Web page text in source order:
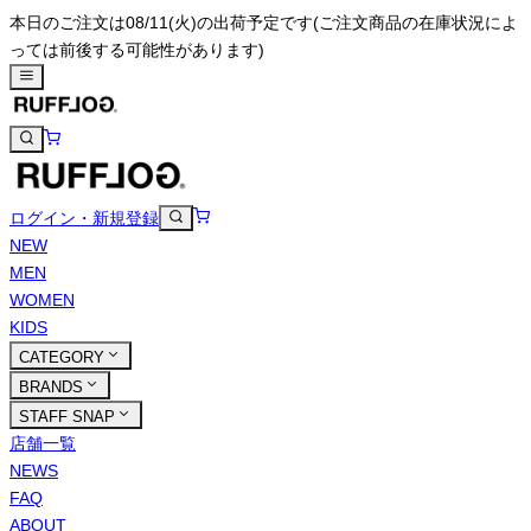
本日のご注文は08/11(火)の出荷予定です(ご注文商品の在庫状況によ
っては前後する可能性があります)
ログイン・新規登録
NEW
MEN
WOMEN
KIDS
CATEGORY
BRANDS
STAFF SNAP
店舗一覧
NEWS
FAQ
ABOUT